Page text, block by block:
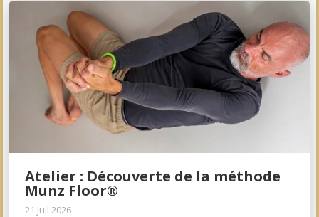
Atelier : Découverte de la méthode
Munz Floor®
21 Juil 2026